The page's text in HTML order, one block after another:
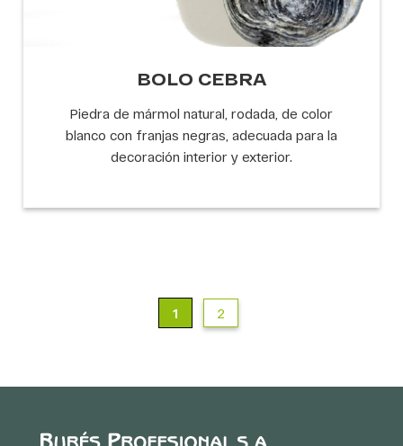
BOLO CEBRA
Piedra de mármol natural, rodada, de color
blanco con franjas negras, adecuada para la
decoración interior y exterior.
1 2